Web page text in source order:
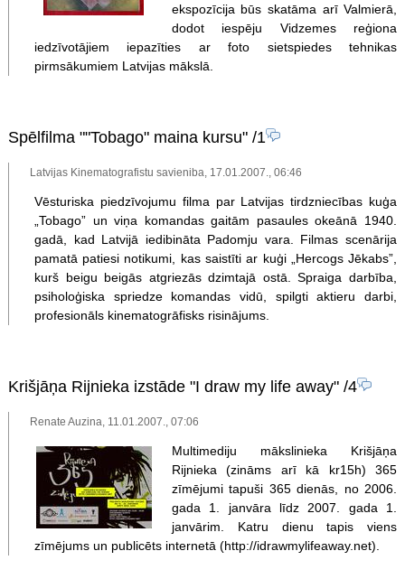
ekspozīcija būs skatāma arī Valmierā,
dodot iespēju Vidzemes reģiona
iedzīvotājiem iepazīties ar foto sietspiedes tehnikas
pirmsākumiem Latvijas mākslā.
Spēlfilma ""Tobago" maina kursu"/1
Latvijas Kinematografistu savieniba, 17.01.2007., 06:46
Vēsturiska piedzīvojumu filma par Latvijas tirdzniecības kuģa
„Tobago” un viņa komandas gaitām pasaules okeānā 1940.
gadā, kad Latvijā iedibināta Padomju vara. Filmas scenārija
pamatā patiesi notikumi, kas saistīti ar kuģi „Hercogs Jēkabs”,
kurš beigu beigās atgriezās dzimtajā ostā. Spraiga darbība,
psiholoģiska spriedze komandas vidū, spilgti aktieru darbi,
profesionāls kinematogrāfisks risinājums.
Krišjāņa Rijnieka izstāde "I draw my life away"/4
Renate Auzina, 11.01.2007., 07:06
Multimediju mākslinieka Krišjāņa
Rijnieka (zināms arī kā kr15h) 365
zīmējumi tapuši 365 dienās, no 2006.
gada 1. janvāra līdz 2007. gada 1.
janvārim. Katru dienu tapis viens
zīmējums un publicēts internetā (http://idrawmylifeaway.net).